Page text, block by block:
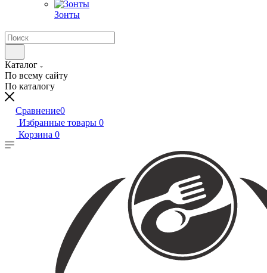
Зонты
Каталог
По всему сайту
По каталогу
Сравнение0
Избранные товары 0
Корзина 0